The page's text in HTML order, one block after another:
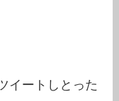
イートしとった